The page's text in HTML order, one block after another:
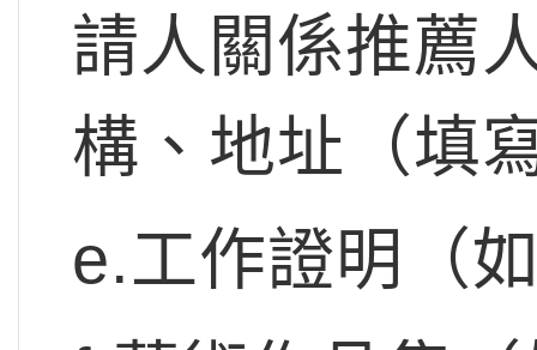
請人關係推薦
構、地址（填
e.工作證明（